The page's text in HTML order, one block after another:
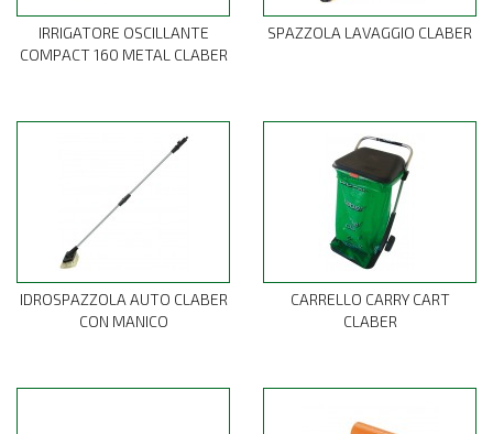
IRRIGATORE OSCILLANTE
COMPACT 160 METAL CLABER
SPAZZOLA LAVAGGIO CLABER
IDROSPAZZOLA AUTO CLABER
CON MANICO
CARRELLO CARRY CART
CLABER